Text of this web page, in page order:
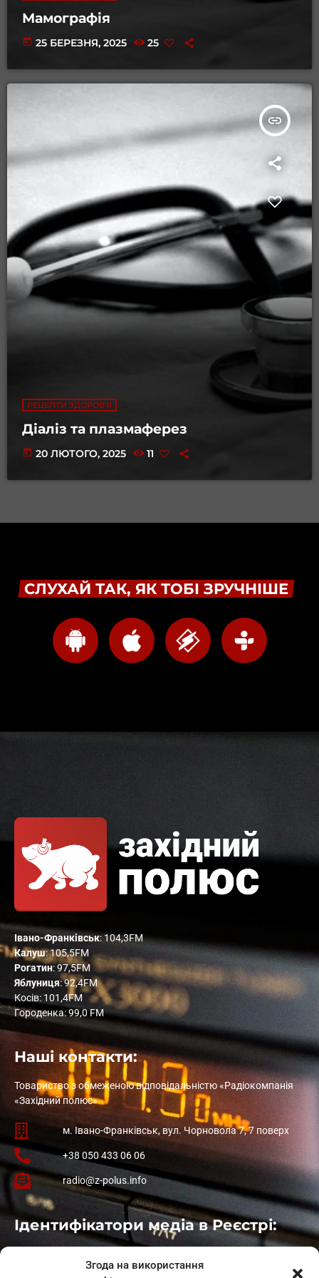
Згода на використання
Мамографія
today 25 БЕРЕЗНЯ, 2025 25
insert_link
РЕЦЕПТИ ЗДОРОВ'Я
Діаліз та плазмаферез
today 20 ЛЮТОГО, 2025 11
СЛУХАЙ ТАК, ЯК ТОБІ ЗРУЧНІШЕ
Івано-Франківськ: 104,3FM
Калуш: 105,5FM
Рогатин: 97,5FM
Яблуниця: 92,4FM
Косів: 101,4FM
Городенка: 99,0 FM
Наші контакти:
Товариство з обмеженою відповідальністю «Радіокомпанія
«Західний полюс»
м. Івано-Франківськ, вул. Чорновола 7, 7 поверх
+38 050 433 06 06
radio@z-polus.info
Ідентифікатори медіа в Реєстрі:
: L11-01410